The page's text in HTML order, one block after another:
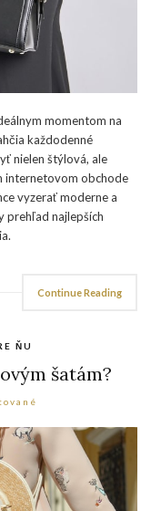
momentom na
každodenné
nielen štýlová, ale
internetovom obchode
vyzerať moderne a
prehľad najlepších
Continue Reading
ŇU
šatám?